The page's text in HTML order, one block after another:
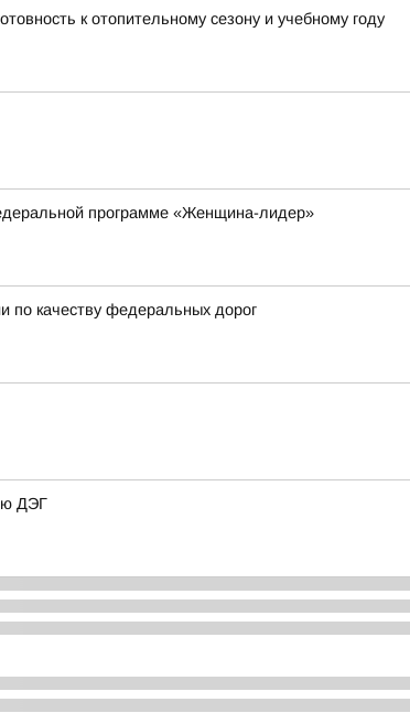
к отопительному сезону и учебному году
программе «Женщина-лидер»
по качеству федеральных дорог
ДЭГ